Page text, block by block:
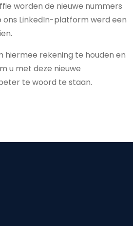
worden de nieuwe nummers
ons LinkedIn-platform werd een
hiermee rekening te houden en
u met deze nieuwe
te woord te staan.